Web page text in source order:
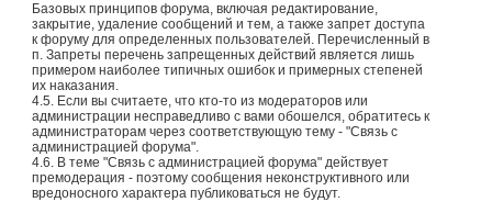
Базовых принципов форума, включая редактирование,
закрытие, удаление сообщений и тем, а также запрет доступа
к форуму для определенных пользователей. Перечисленный в
п. Запреты перечень запрещенных действий является лишь
примером наиболее типичных ошибок и примерных степеней
их наказания.
4.5. Если вы считаете, что кто-то из модераторов или
администрации несправедливо с вами обошелся, обратитесь к
администраторам через соответствующую тему - "Связь с
администрацией форума".
4.6. В теме "Связь с администрацией форума" действует
премодерация - поэтому сообщения неконструктивного или
вредоносного характера публиковаться не будут.